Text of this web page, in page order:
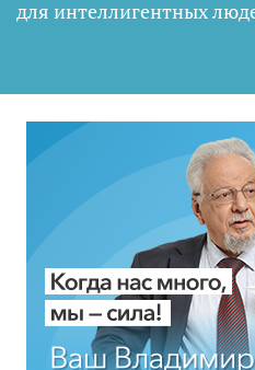
для интеллигентных